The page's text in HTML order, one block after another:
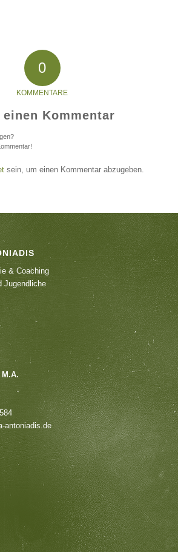
0
KOMMENTARE
Kommentar
sein, um einen Kommentar abzugeben.
& Coaching
Jugendliche
antoniadis.de